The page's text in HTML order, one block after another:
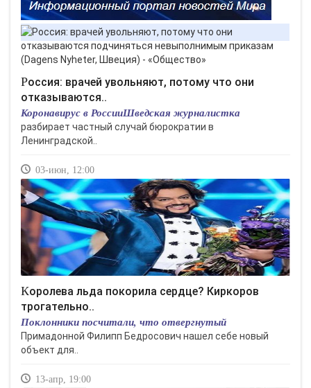
Россия: врачей увольняют, потому что они
отказываются..
Коронавирус в РоссииШведская журналистка
разбирает частный случай бюрократии в
Ленинградской..
03-июн, 12:00
Королева льда покорила сердце? Киркоров
трогательно..
Поклонники посчитали, что отвергнутый
Примадонной Филипп Бедросович нашел себе новый
объект для..
13-апр, 19:00